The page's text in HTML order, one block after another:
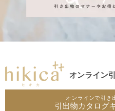
オンライン
オンラインで引き
引出物カタログ